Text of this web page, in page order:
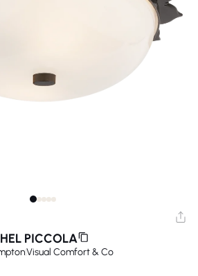
PICCOLA
Visual Comfort & Co